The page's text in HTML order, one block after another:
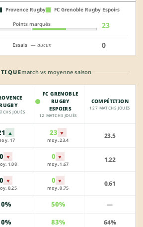
Provence Rugby FC Grenoble Rugby Espoirs
Points marqués 23
Essais — aucun 0
match vs moyenne saison
JOUÉS
FC GRENOBLE
RUGBY
ESPOIRS
12 MATCHS JOUÉS
COMPÉTITION
127 MATCHS JOUÉS
▲
17
23 ▼
moy. 23.4
23.5
0 ▼
1.08
0 ▼
moy. 1.67
1.22
0 ▼
0.25
0 ▼
moy. 0.75
0.61
0% 50% —
0% 83% 64%